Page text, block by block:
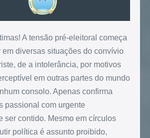
A tensão pré-eleitoral começa
em diversas situações do convívio
de a intolerância, por motivos
em outras partes do mundo
consolo. Apenas confirma
passional com urgente
ser contido. Mesmo em círculos
política é assunto proibido,